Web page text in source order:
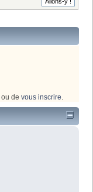
ou de vous inscrire.